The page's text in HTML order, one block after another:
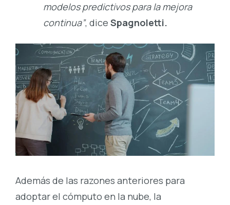
modelos predictivos para la mejora
continua”, dice Spagnoletti.
Además de las razones anteriores para
adoptar el cómputo en la nube, la